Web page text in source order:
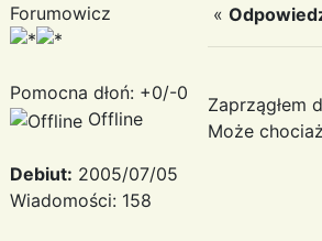
Forumowicz
Pomocna dłoń: +0/-0
Offline
Debiut: 2005/07/05
Wiadomości: 158
«
Zaprzągłem
Może